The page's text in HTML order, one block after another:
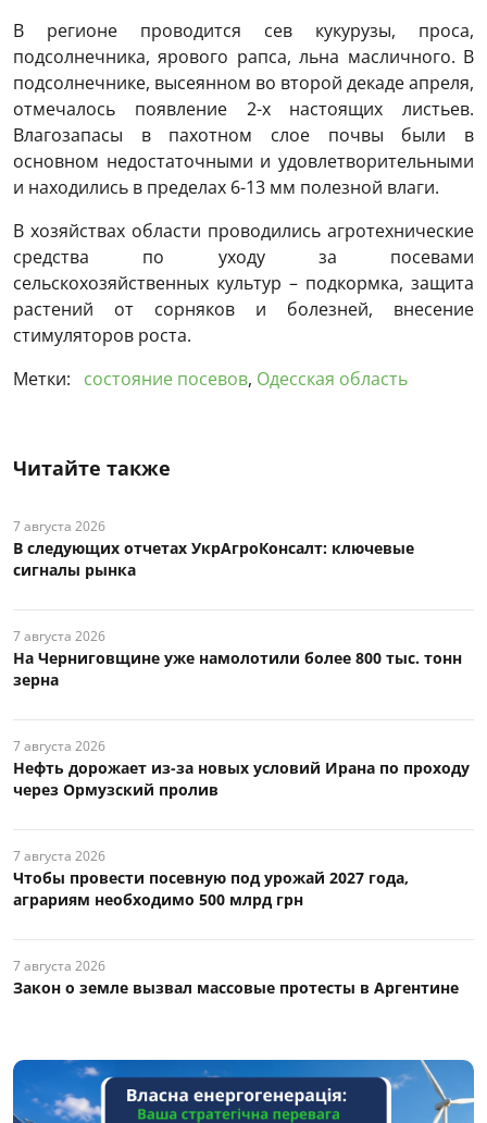
В регионе проводится сев кукурузы, проса,
подсолнечника, ярового рапса, льна масличного. В
подсолнечнике, высеянном во второй декаде апреля,
отмечалось появление 2-х настоящих листьев.
Влагозапасы в пахотном слое почвы были в
основном недостаточными и удовлетворительными
и находились в пределах 6-13 мм полезной влаги.
В хозяйствах области проводились агротехнические
средства по уходу за посевами
сельскохозяйственных культур – подкормка, защита
растений от сорняков и болезней, внесение
стимуляторов роста.
Метки:
состояние посевов, Одесская область
Читайте также
7 августа 2026
В следующих отчетах УкрАгроКонсалт: ключевые
сигналы рынка
7 августа 2026
На Черниговщине уже намолотили более 800 тыс. тонн
зерна
7 августа 2026
Нефть дорожает из-за новых условий Ирана по проходу
через Ормузский пролив
7 августа 2026
Чтобы провести посевную под урожай 2027 года,
аграриям необходимо 500 млрд грн
7 августа 2026
Закон о земле вызвал массовые протесты в Аргентине